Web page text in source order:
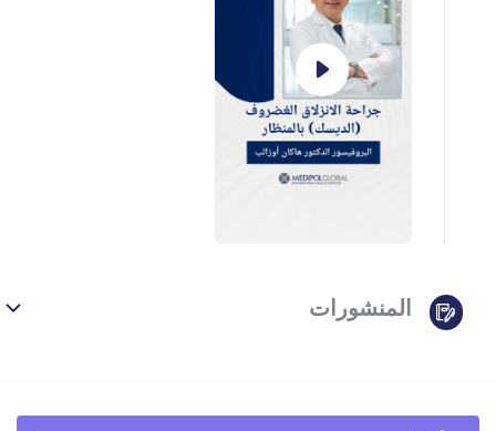
المنشورات